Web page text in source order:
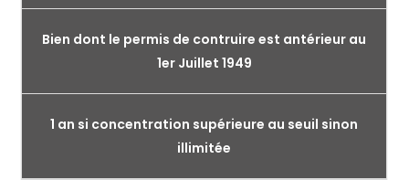
Bien dont le permis de contruire est antérieur au
1er Juillet 1949
1 an si concentration supérieure au seuil sinon
illimitée